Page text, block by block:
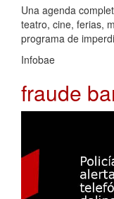
Una agenda
teatro, cine, ferias,
programa de
Infobae
fraude